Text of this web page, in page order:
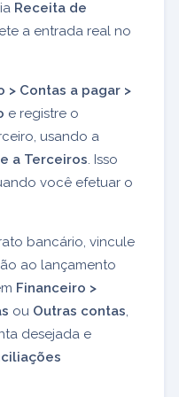
Receita de
a entrada real no
> Contas a pagar >
e registre o
usando a
a Terceiros . Isso
você efetuar o
bancário, vincule
ao lançamento
Financeiro >
ou Outras contas
desejada e